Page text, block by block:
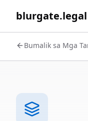
blurgate.legal
Bumalik sa Mga